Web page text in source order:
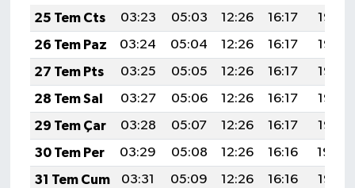
25 Tem Cts
03:23 05:03 12:26 16:17
19:38
26 Tem Paz
03:24 05:04 12:26 16:17
19:38
27 Tem Pts
03:25 05:05 12:26 16:17
19:37
28 Tem Sal
03:27 05:06 12:26 16:17
19:36
29 Tem Çar
03:28 05:07 12:26 16:17
19:35
30 Tem Per
03:29 05:08 12:26 16:16
19:34
31 Tem Cum
03:31 05:09 12:26 16:16
19:33